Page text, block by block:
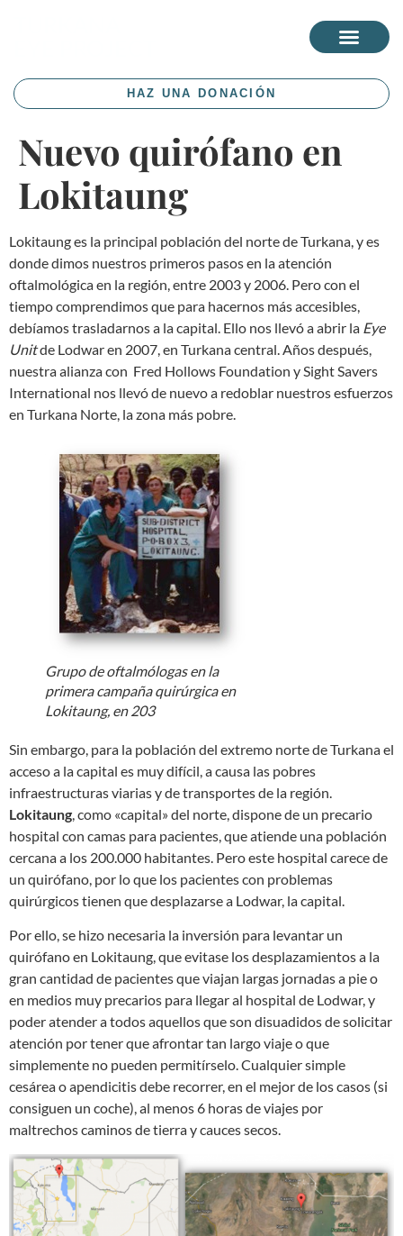
HAZ UNA DONACIÓN
Nuevo quirófano en
Lokitaung
Lokitaung es la principal población del norte de Turkana, y es
donde dimos nuestros primeros pasos en la atención
oftalmológica en la región, entre 2003 y 2006. Pero con el
tiempo comprendimos que para hacernos más accesibles,
debíamos trasladarnos a la capital. Ello nos llevó a abrir la Eye
Unitde Lodwar en 2007, en Turkana central. Años después,
nuestra alianza con Fred Hollows Foundation y Sight Savers
International nos llevó de nuevo a redoblar nuestros esfuerzos
en Turkana Norte, la zona más pobre.
Grupo de oftalmólogas en la
primera campaña quirúrgica en
Lokitaung, en 203
Sin embargo, para la población del extremo norte de Turkana el
acceso a la capital es muy difícil, a causa las pobres
infraestructuras viarias y de transportes de la región.
Lokitaung, como «capital» del norte, dispone de un precario
hospital con camas para pacientes, que atiende una población
cercana a los 200.000 habitantes. Pero este hospital carece de
un quirófano, por lo que los pacientes con problemas
quirúrgicos tienen que desplazarse a Lodwar, la capital.
Por ello, se hizo necesaria la inversión para levantar un
quirófano en Lokitaung, que evitase los desplazamientos a la
gran cantidad de pacientes que viajan largas jornadas a pie o
en medios muy precarios para llegar al hospital de Lodwar, y
poder atender a todos aquellos que son disuadidos de solicitar
atención por tener que afrontar tan largo viaje o que
simplemente no pueden permitírselo. Cualquier simple
cesárea o apendicitis debe recorrer, en el mejor de los casos (si
consiguen un coche), al menos 6 horas de viajes por
maltrechos caminos de tierra y cauces secos.